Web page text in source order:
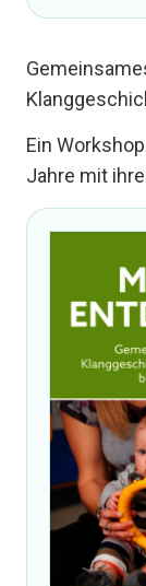
Ein
Jahre mit